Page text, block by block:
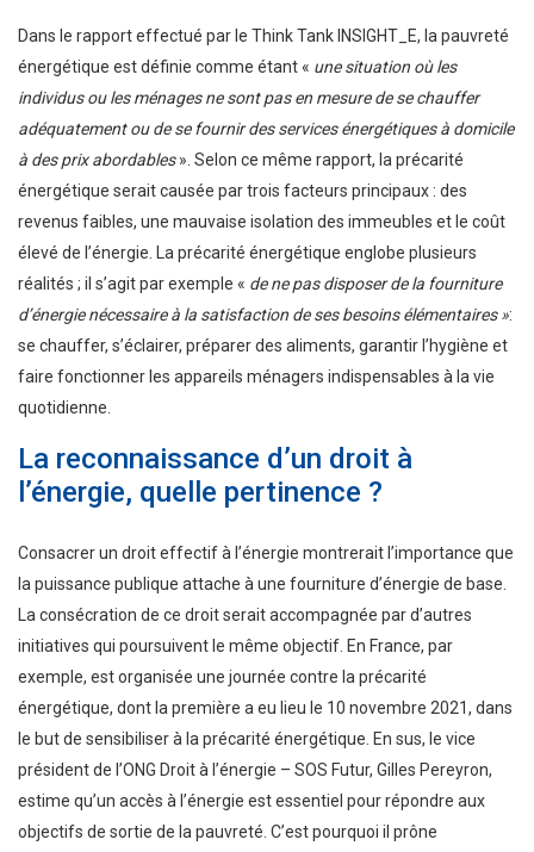
Dans le rapport effectué par le Think Tank INSIGHT_E, la pauvreté
énergétique est définie comme étant « une situation où les
individus ou les ménages ne sont pas en mesure de se chauffer
adéquatement ou de se fournir des services énergétiques à domicile
à des prix abordables». Selon ce même rapport, la précarité
énergétique serait causée par trois facteurs principaux : des
revenus faibles, une mauvaise isolation des immeubles et le coût
élevé de l’énergie. La précarité énergétique englobe plusieurs
réalités ; il s’agit par exemple « de ne pas disposer de la fourniture
d’énergie nécessaire à la satisfaction de ses besoins élémentaires »:
se chauffer, s’éclairer, préparer des aliments, garantir l’hygiène et
faire fonctionner les appareils ménagers indispensables à la vie
quotidienne.
La reconnaissance d’un droit à
l’énergie, quelle pertinence ?
Consacrer un droit effectif à l’énergie montrerait l’importance que
la puissance publique attache à une fourniture d’énergie de base.
La consécration de ce droit serait accompagnée par d’autres
initiatives qui poursuivent le même objectif. En France, par
exemple, est organisée une journée contre la précarité
énergétique, dont la première a eu lieu le 10 novembre 2021, dans
le but de sensibiliser à la précarité énergétique. En sus, le vice
président de l’ONG Droit à l’énergie – SOS Futur, Gilles Pereyron,
estime qu’un accès à l’énergie est essentiel pour répondre aux
objectifs de sortie de la pauvreté. C’est pourquoi il prône